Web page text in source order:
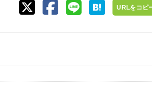
URLをコピ